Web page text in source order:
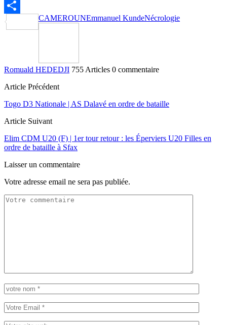
Email
Partager
CAMEROUNEmmanuel KundeNécrologie
Romuald HEDEDJI 755 Articles 0 commentaire
Article Précédent
Togo D3 Nationale | AS Dalavé en ordre de bataille
Article Suivant
Elim CDM U20 (F) | 1er tour retour : les Éperviers U20 Filles en
ordre de bataille à Sfax
Laisser un commentaire
Votre adresse email ne sera pas publiée.